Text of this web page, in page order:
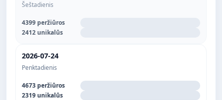
Šeštadienis
4399 peržiūros
2412 unikalūs
2026-07-24
Penktadienis
4673 peržiūros
2319 unikalūs